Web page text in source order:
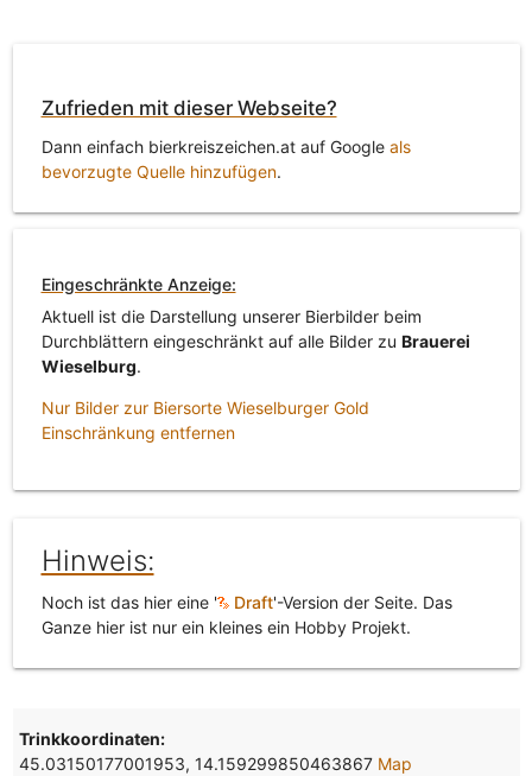
Zufrieden mit dieser Webseite?
Dann einfach bierkreiszeichen.at auf Google als
bevorzugte Quelle hinzufügen.
Eingeschränkte Anzeige:
Aktuell ist die Darstellung unserer Bierbilder beim
Durchblättern eingeschränkt auf alle Bilder zu Brauerei
Wieselburg.
Nur Bilder zur Biersorte Wieselburger Gold
Einschränkung entfernen
Hinweis:
Noch ist das hier eine ' Draft'-Version der Seite. Das
Ganze hier ist nur ein kleines ein Hobby Projekt.
Trinkkoordinaten:
45.03150177001953, 14.159299850463867 Map